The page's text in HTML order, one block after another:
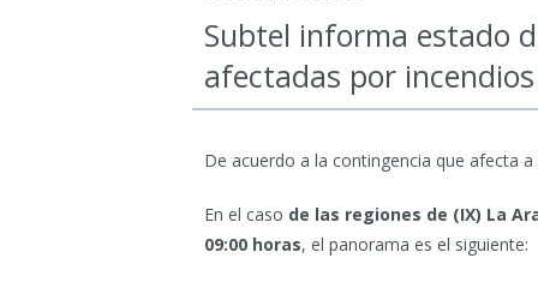
Subtel informa estado
afectadas por
De acuerdo a la contingencia que afecta
En el caso de las regiones de (IX) La
09:00 horas, el panorama es el siguiente: